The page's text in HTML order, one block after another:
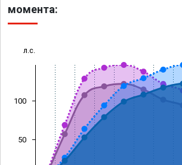
момента:
л.с.
50
100